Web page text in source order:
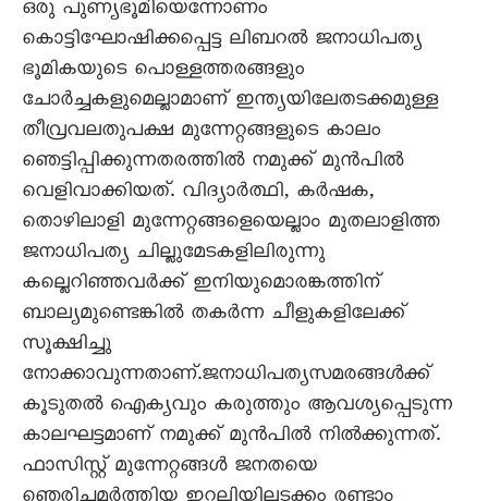
ഒരു പുണ്യഭൂമിയെന്നോണം
കൊട്ടിഘോഷിക്കപ്പെട്ട ലിബറല്‍ ജനാധിപത്യ
ഭൂമികയുടെ പൊള്ളത്തരങ്ങളും
ചോര്‍ച്ചകളുമെല്ലാമാണ് ഇന്ത്യയിലേതടക്കമുള്ള
തീവ്രവലതുപക്ഷ മുന്നേറ്റങ്ങളുടെ കാലം
ഞെട്ടിപ്പിക്കുന്നതരത്തില്‍ നമുക്ക് മുന്‍പില്‍
വെളിവാക്കിയത്. വിദ്യാര്‍ത്ഥി, കര്‍ഷക,
തൊഴിലാളി മുന്നേറ്റങ്ങളെയെല്ലാം മുതലാളിത്ത
ജനാധിപത്യ ചില്ലുമേടകളിലിരുന്നു
കല്ലെറിഞ്ഞവര്‍ക്ക് ഇനിയുമൊരങ്കത്തിന്
ബാല്യമുണ്ടെങ്കില്‍ തകര്‍ന്ന ചീളുകളിലേക്ക്
സൂക്ഷിച്ചു
നോക്കാവുന്നതാണ്.ജനാധിപത്യസമരങ്ങള്‍ക്ക്
കൂടുതല്‍ ഐക്യവും കരുത്തും ആവശ്യപ്പെടുന്ന
കാലഘട്ടമാണ് നമുക്ക് മുന്‍പില്‍ നില്‍ക്കുന്നത്.
ഫാസിസ്റ്റ് മുന്നേറ്റങ്ങള്‍ ജനതയെ